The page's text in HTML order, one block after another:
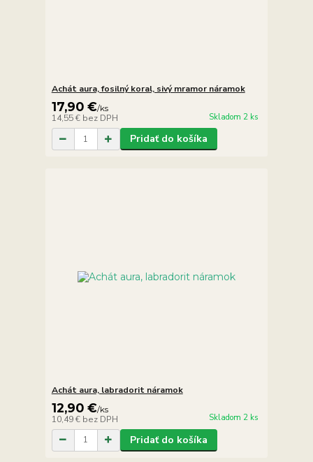
Achát aura, fosilný koral, sivý mramor náramok
17,90 €/ks
14,55 € bez DPH Skladom 2 ks
Pridať do košíka
Achát aura, labradorit náramok
12,90 €/ks
10,49 € bez DPH Skladom 2 ks
Pridať do košíka